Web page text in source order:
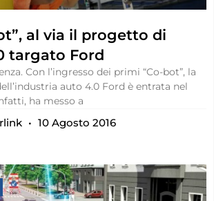
al via il progetto di
targato Ford
Con l’ingresso dei primi “Co-bot”, la
auto 4.0 Ford è entrata nel
ha messo a
10 Agosto 2016